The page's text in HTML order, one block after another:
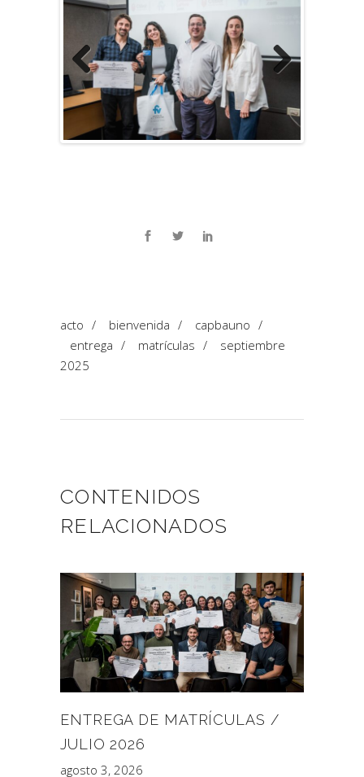
Previous
acto / bienvenida / capbauno /
entrega / matrículas /
septiembre
2025
CONTENIDOS
RELACIONADOS
ENTREGA DE MATRÍCULAS /
JULIO 2026
agosto 3, 2026